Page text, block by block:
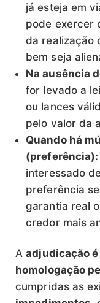
já esteja em
pode exercer
da realização
bem seja
Na ausência
for levado a
ou lances
pelo valor da
Quando há
(preferência):
interessado
preferência
garantia real
credor mais
Aadjudicação
homologação
cumpridas as